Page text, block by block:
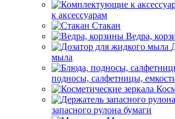
к аксессуарам
Стакан
Ведра,
мыла
подносы, салфетницы,
запасного рулона бумаги